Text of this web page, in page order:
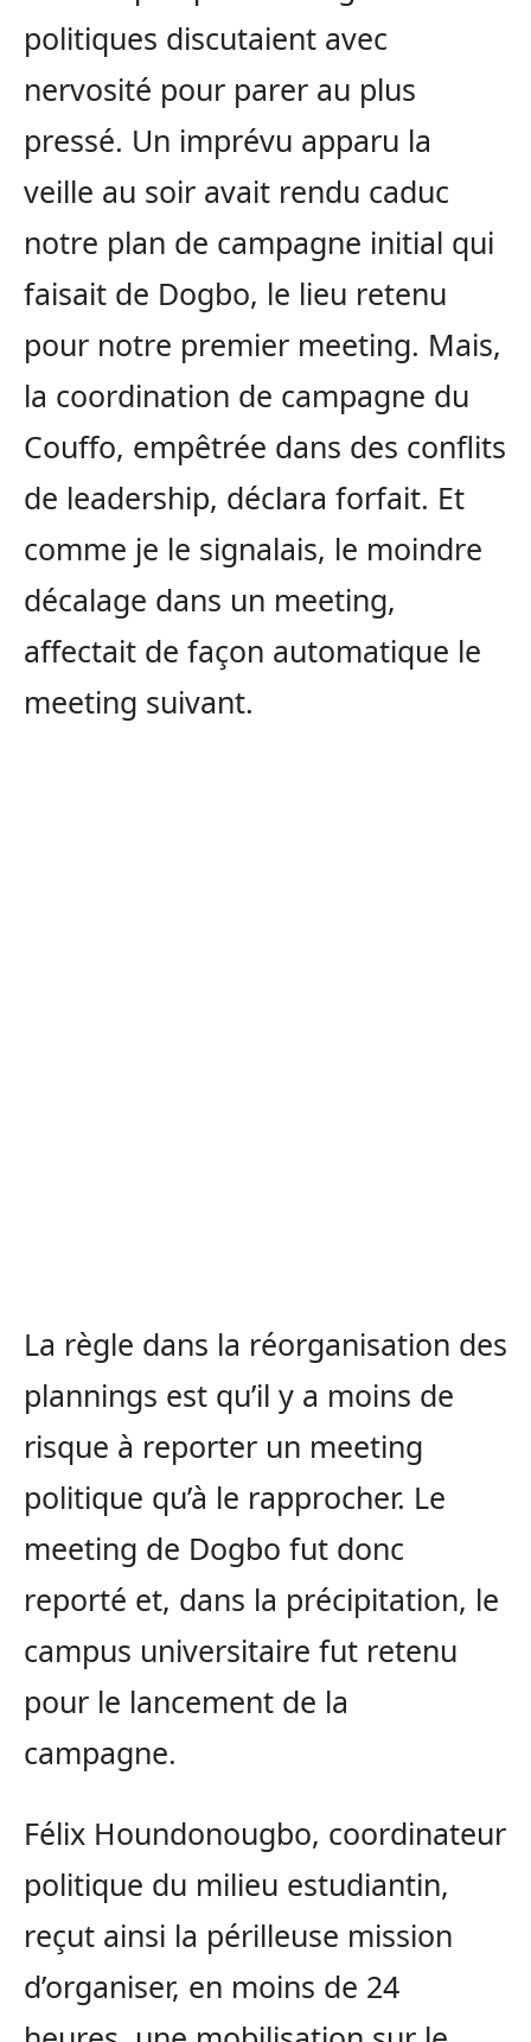
politiques discutaient avec
nervosité pour parer au plus
pressé. Un imprévu apparu la
veille au soir avait rendu caduc
notre plan de campagne initial qui
faisait de Dogbo, le lieu retenu
pour notre premier meeting. Mais,
la coordination de campagne du
Couffo, empêtrée dans des conflits
de leadership, déclara forfait. Et
comme je le signalais, le moindre
décalage dans un meeting,
affectait de façon automatique le
meeting suivant.
La règle dans la réorganisation des
plannings est qu’il y a moins de
risque à reporter un meeting
politique qu’à le rapprocher. Le
meeting de Dogbo fut donc
reporté et, dans la précipitation, le
campus universitaire fut retenu
pour le lancement de la
campagne.
Félix Houndonougbo, coordinateur
politique du milieu estudiantin,
reçut ainsi la périlleuse mission
d’organiser, en moins de 24